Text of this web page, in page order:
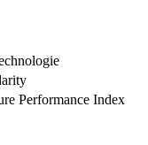
Performance Index